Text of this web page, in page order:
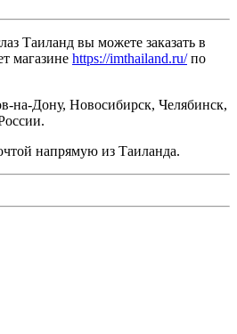
Таиланд вы можете заказать в
магазине https://imthailand.ru/по
на-Дону, Новосибирск, Челябинск,
напрямую из Таиланда.